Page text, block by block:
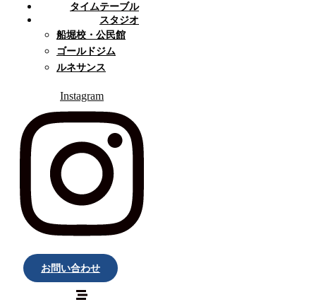
タイムテーブル
スタジオ
船堀校・公民館
ゴールドジム
ルネサンス
Instagram
お問い合わせ